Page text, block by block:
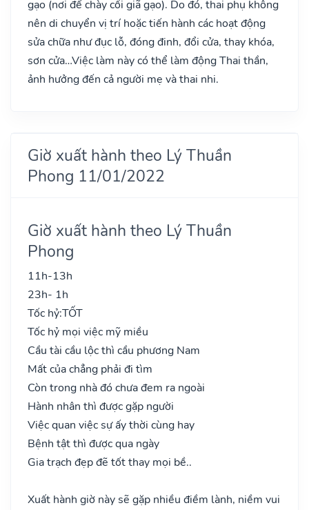
gạo (nơi để chày cối giã gạo). Do đó, thai phụ không
nên di chuyển vị trí hoặc tiến hành các hoạt động
sửa chữa như đục lỗ, đóng đinh, đổi cửa, thay khóa,
sơn cửa…Việc làm này có thể làm động Thai thần,
ảnh hưởng đến cả người mẹ và thai nhi.
Giờ xuất hành theo Lý Thuần
Phong 11/01/2022
Giờ xuất hành theo Lý Thuần
Phong
11h-13h
23h- 1h
Tốc hỷ:TỐT
Tốc hỷ mọi việc mỹ miều
Cầu tài cầu lộc thì cầu phương Nam
Mất của chẳng phải đi tìm
Còn trong nhà đó chưa đem ra ngoài
Hành nhân thì được gặp người
Việc quan việc sự ấy thời cùng hay
Bệnh tật thì được qua ngày
Gia trạch đẹp đẽ tốt thay mọi bề..
Xuất hành giờ này sẽ gặp nhiều điềm lành, niềm vui